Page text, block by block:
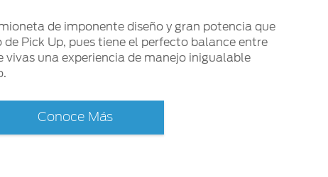
de imponente diseño y gran potencia que
Pick Up, pues tiene el perfecto balance entre
vivas una experiencia de manejo inigualable
Conoce Más